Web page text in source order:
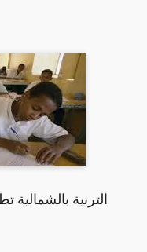
التربية بالشمالية